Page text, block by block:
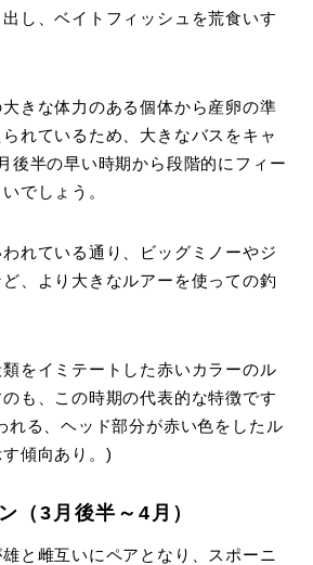
し、ベイトフィッシュを荒食いす
きな体力のある個体から産卵の準
れているため、大きなバスをキャ
後半の早い時期から段階的にフィー
でしょう。
われている通り、ビッグミノーやジ
、より大きなルアーを使っての釣
をイミテートした赤いカラーのル
も、この時期の代表的な特徴です
れる、ヘッド部分が赤い色をしたル
傾向あり。)
（3月後半～4月）
と雌互いにペアとなり、スポーニ